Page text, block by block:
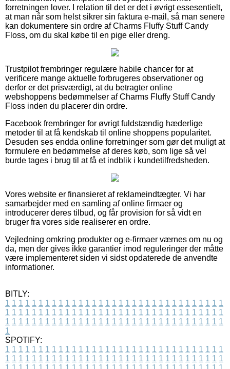
forretningen lover. I relation til det er det i øvrigt essesentielt,
at man når som helst sikrer sin faktura e-mail, så man senere
kan dokumentere sin ordre af Charms Fluffy Stuff Candy
Floss, om du skal købe til en pige eller dreng.
Trustpilot frembringer regulære habile chancer for at
verificere mange aktuelle forbrugeres observationer og
derfor er det prisværdigt, at du betragter online
webshoppens bedømmelser af Charms Fluffy Stuff Candy
Floss inden du placerer din ordre.
Facebook frembringer for øvrigt fuldstændig hæderlige
metoder til at få kendskab til online shoppens popularitet.
Desuden ses endda online forretninger som gør det muligt at
formulere en bedømmelse af deres køb, som lige så vel
burde tages i brug til at få et indblik i kundetilfredsheden.
Vores website er finansieret af reklameindtægter. Vi har
samarbejder med en samling af online firmaer og
introducerer deres tilbud, og får provision for så vidt en
bruger fra vores side realiserer en ordre.
Vejledning omkring produkter og e-firmaer værnes om nu og
da, men der gives ikke garantier imod reguleringer der måtte
være implementeret siden vi sidst opdaterede de anvendte
informationer.
BITLY:
1 1 1 1 1 1 1 1 1 1 1 1 1 1 1 1 1 1 1 1 1 1 1 1 1 1 1 1 1 1 1 1 1
1 1 1 1 1 1 1 1 1 1 1 1 1 1 1 1 1 1 1 1 1 1 1 1 1 1 1 1 1 1 1 1 1
1 1 1 1 1 1 1 1 1 1 1 1 1 1 1 1 1 1 1 1 1 1 1 1 1 1 1 1 1 1 1 1 1
1
SPOTIFY:
1 1 1 1 1 1 1 1 1 1 1 1 1 1 1 1 1 1 1 1 1 1 1 1 1 1 1 1 1 1 1 1 1
1 1 1 1 1 1 1 1 1 1 1 1 1 1 1 1 1 1 1 1 1 1 1 1 1 1 1 1 1 1 1 1 1